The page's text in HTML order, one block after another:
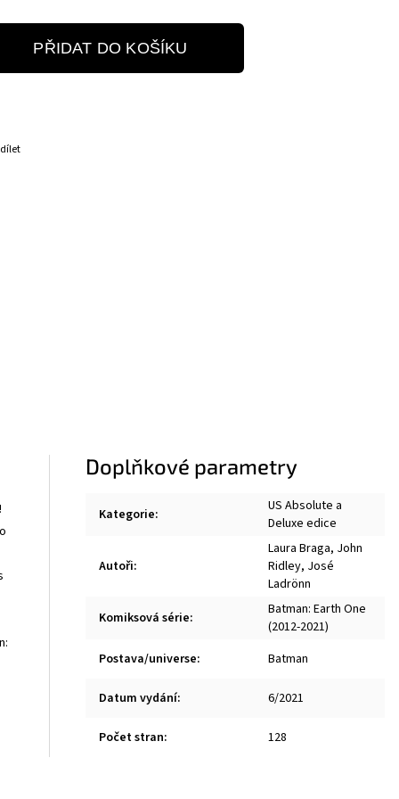
PŘIDAT DO KOŠÍKU
Doplňkové parametry
Kategorie:
US Absolute a
Deluxe edice
Autoři:
Laura Braga, John
Ridley, José
Ladrönn
Komiksová série:
Batman: Earth One
(2012-2021)
Postava/universe: Batman
Datum vydání: 6/2021
Počet stran: 128